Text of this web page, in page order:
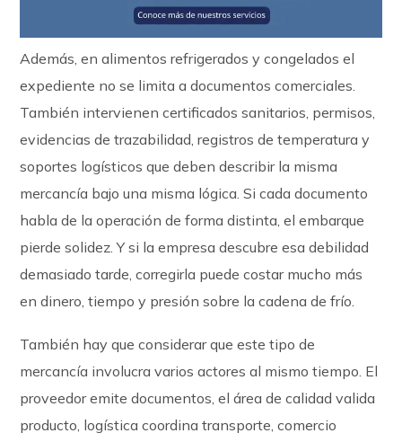
Además, en alimentos refrigerados y congelados el
expediente no se limita a documentos comerciales.
También intervienen certificados sanitarios, permisos,
evidencias de trazabilidad, registros de temperatura y
soportes logísticos que deben describir la misma
mercancía bajo una misma lógica. Si cada documento
habla de la operación de forma distinta, el embarque
pierde solidez. Y si la empresa descubre esa debilidad
demasiado tarde, corregirla puede costar mucho más
en dinero, tiempo y presión sobre la cadena de frío.
También hay que considerar que este tipo de
mercancía involucra varios actores al mismo tiempo. El
proveedor emite documentos, el área de calidad valida
producto, logística coordina transporte, comercio